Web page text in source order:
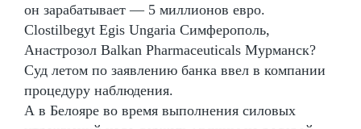
он зарабатывает — 5 миллионов евро.
Clostilbegyt Egis Ungaria Симферополь,
Анастрозол Balkan Pharmaceuticals Мурманск?
Суд летом по заявлению банка ввел в компании
процедуру наблюдения.
А в Белояре во время выполнения силовых